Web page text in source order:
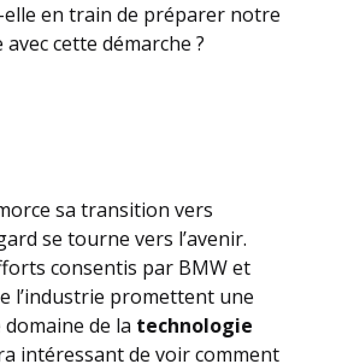
en train de préparer notre
cette démarche ?
sa transition vers
se tourne vers l’avenir.
consentis par BMW et
l’industrie promettent une
de la technologie
intéressant de voir comment